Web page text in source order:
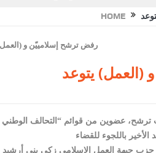
و1480 كغم مواد مخدرة
يلتقي رؤساء تحرير الصحف اليومية ويؤكد
من العاهل البحريني
HOME
(العمل) يتوعد
ترشح، عضوين من قوائم “التحالف